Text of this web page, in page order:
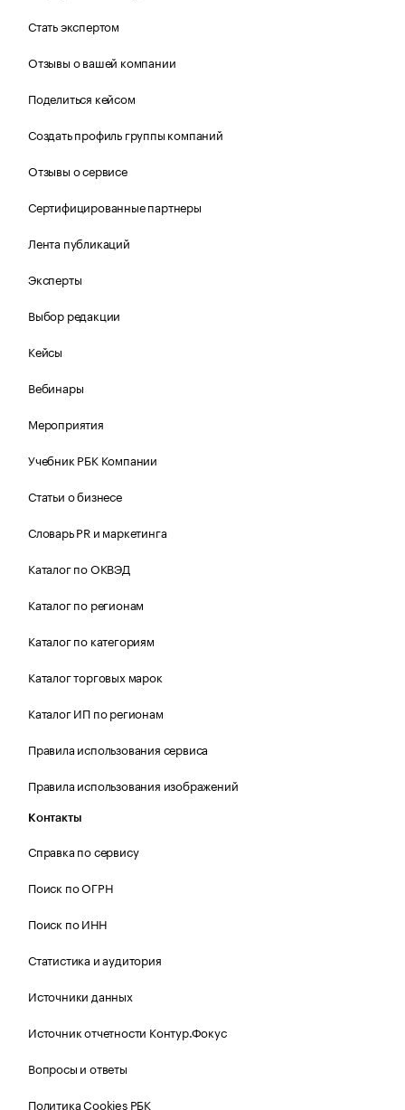
Стать экспертом
Отзывы о вашей компании
Поделиться кейсом
Создать профиль группы компаний
Отзывы о сервисе
Сертифицированные партнеры
Лента публикаций
Эксперты
Выбор редакции
Кейсы
Вебинары
Мероприятия
Учебник РБК Компании
Статьи о бизнесе
Словарь PR и маркетинга
Каталог по ОКВЭД
Каталог по регионам
Каталог по категориям
Каталог торговых марок
Каталог ИП по регионам
Правила использования сервиса
Правила использования изображений
Контакты
Справка по сервису
Поиск по ОГРН
Поиск по ИНН
Статистика и аудитория
Источники данных
Источник отчетности Контур.Фокус
Вопросы и ответы
Политика Cookies РБК